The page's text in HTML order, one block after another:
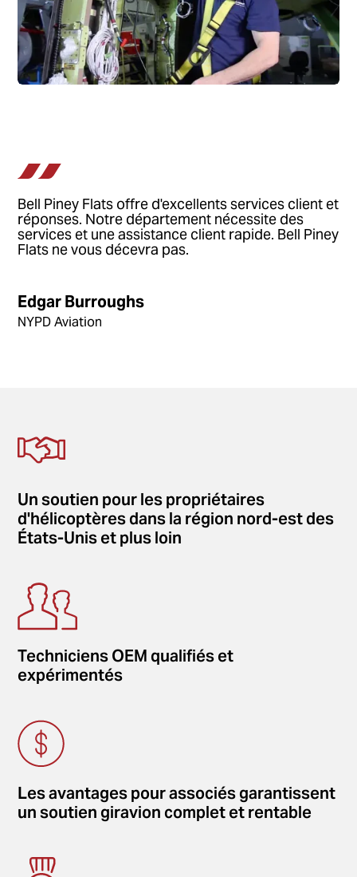
Bell Piney Flats offre d'excellents services client et
réponses. Notre département nécessite des
services et une assistance client rapide. Bell Piney
Flats ne vous décevra pas.
Edgar Burroughs
NYPD Aviation
Un soutien pour les propriétaires
d'hélicoptères dans la région nord-est des
États-Unis et plus loin
Techniciens OEM qualifiés et
expérimentés
Les avantages pour associés garantissent
un soutien giravion complet et rentable